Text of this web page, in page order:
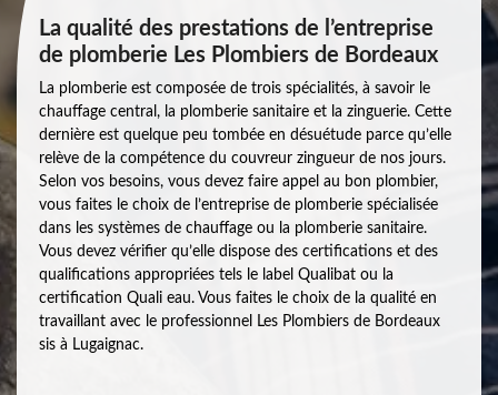
La qualité des prestations de l’entreprise
de plomberie Les Plombiers de Bordeaux
La plomberie est composée de trois spécialités, à savoir le
chauffage central, la plomberie sanitaire et la zinguerie. Cette
dernière est quelque peu tombée en désuétude parce qu’elle
relève de la compétence du couvreur zingueur de nos jours.
Selon vos besoins, vous devez faire appel au bon plombier,
vous faites le choix de l’entreprise de plomberie spécialisée
dans les systèmes de chauffage ou la plomberie sanitaire.
Vous devez vérifier qu’elle dispose des certifications et des
qualifications appropriées tels le label Qualibat ou la
certification Quali eau. Vous faites le choix de la qualité en
travaillant avec le professionnel Les Plombiers de Bordeaux
sis à Lugaignac.